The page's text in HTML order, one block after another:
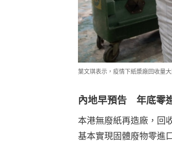
葉文琪表示，疫情下紙漿廠回收量大
內地早預告 年底零
本港無廢紙再造廠，回
基本實現固體廢物零進